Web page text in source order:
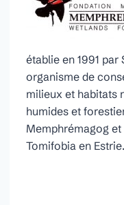
établie en 1991
organisme de
milieux et habitats
humides et
Memphrémagog
Tomifobia en Estrie.